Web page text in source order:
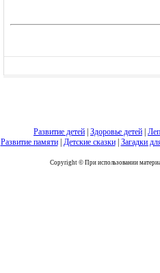
Развитие детей Здоровье детей
Развитие памяти| Детские сказки| Загадки
Copyright © При использовании